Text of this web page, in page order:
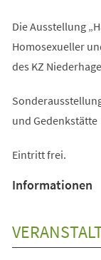
Die Ausstellung
Homosexueller
des KZ
und Gedenkstätte
Eintritt frei.
Informationen